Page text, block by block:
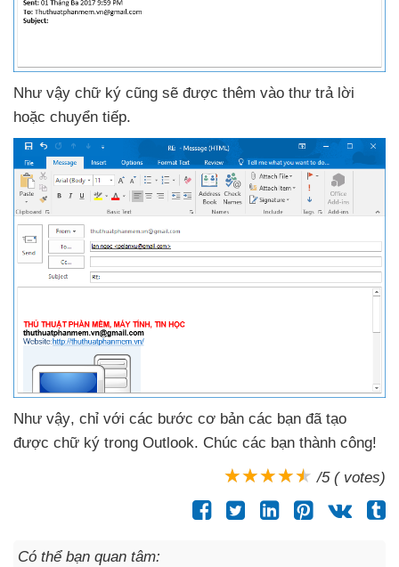
Như vậy chữ ký cũng sẽ được thêm vào thư trả lời
hoặc chuyển tiếp.
Như vậy, chỉ với các bước cơ bản các bạn đã tạo
được chữ ký trong Outlook. Chúc các bạn thành công!
/5 ( votes)
Có thể bạn quan tâm: